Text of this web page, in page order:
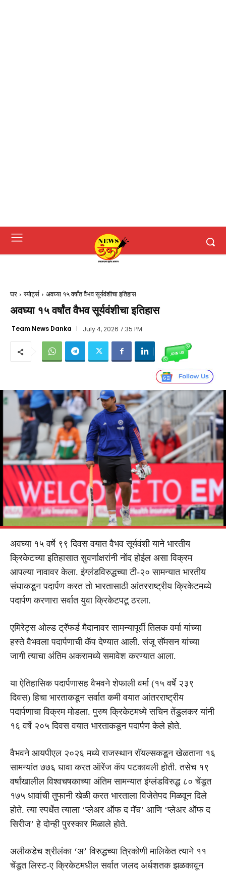
घर स्पोर्ट्स अवघ्या १५ वर्षांत वैभव सूर्यवंशीचा इतिहास
अवघ्या १५ वर्षांत वैभव सूर्यवंशीचा इतिहास
Team News Danka July 4, 2026 7:35 PM
अवघ्या १५ वर्षे ९९ दिवस वयात वैभव सूर्यवंशी याने भारतीय
क्रिकेटच्या इतिहासात सुवर्णाक्षरांनी नोंद होईल असा विक्रम
आपल्या नावावर केला. इंग्लंडविरुद्धच्या टी-२० सामन्यात भारतीय
संघाकडून पदार्पण करत तो भारतासाठी आंतरराष्ट्रीय क्रिकेटमध्ये
पदार्पण करणारा सर्वात युवा क्रिकेटपटू ठरला.
एमिरेट्स ओल्ड ट्रॅफर्ड मैदानावर सामन्यापूर्वी तिलक वर्मा यांच्या
हस्ते वैभवला पदार्पणाची कॅप देण्यात आली. संजू सॅमसन यांच्या
जागी त्याचा अंतिम अकरामध्ये समावेश करण्यात आला.
या ऐतिहासिक पदार्पणासह वैभवने शेफाली वर्मा (१५ वर्षे २३९
दिवस) हिचा भारताकडून सर्वात कमी वयात आंतरराष्ट्रीय
पदार्पणाचा विक्रम मोडला. पुरुष क्रिकेटमध्ये सचिन तेंडुलकर यांनी
१६ वर्षे २०५ दिवस वयात भारताकडून पदार्पण केले होते.
वैभवने आयपीएल २०२६ मध्ये राजस्थान रॉयल्सकडून खेळताना १६
सामन्यांत ७७६ धावा करत ऑरेंज कॅप पटकावली होती. तसेच १९
वर्षांखालील विश्वचषकाच्या अंतिम सामन्यात इंग्लंडविरुद्ध ८० चेंडूत
१७५ धावांची तुफानी खेळी करत भारताला विजेतेपद मिळवून दिले
होते. त्या स्पर्धेत त्याला ‘प्लेअर ऑफ द मॅच’ आणि ‘प्लेअर ऑफ द
सिरीज’ हे दोन्ही पुरस्कार मिळाले होते.
अलीकडेच श्रीलंका ‘अ’ विरुद्धच्या त्रिकोणी मालिकेत त्याने ११
चेंडूत लिस्ट-ए क्रिकेटमधील सर्वात जलद अर्धशतक झळकावून